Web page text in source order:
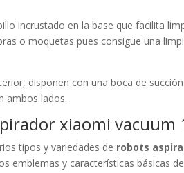
incrustado en la base que facilita
o moquetas pues consigue una
disponen con una boca de
ambos lados.
xiaomi vacuum
tipos y variedades de robots
emblemas y características básicas